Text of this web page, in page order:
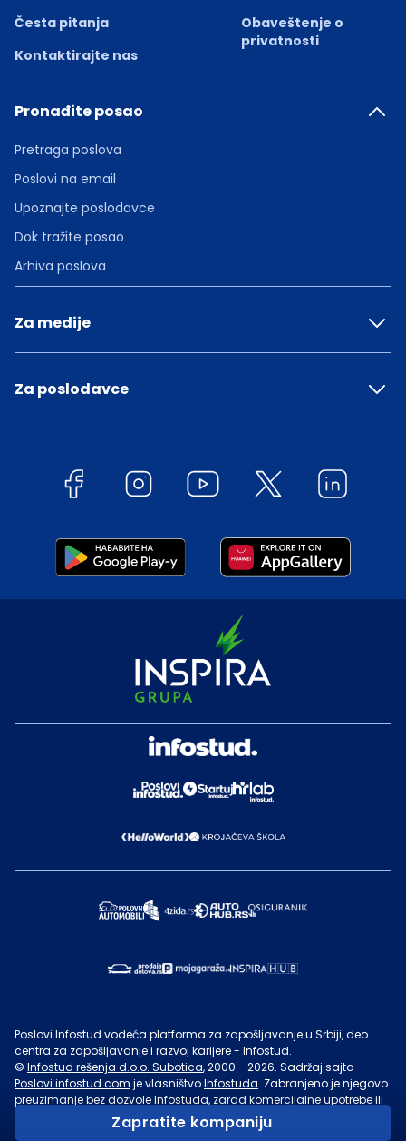
Zapratite kompaniju
Česta pitanja
Kontaktirajte nas
Obaveštenje o
privatnosti
Pronađite posao
Pretraga poslova
Poslovi na email
Upoznajte poslodavce
Dok tražite posao
Arhiva poslova
Za medije
Za poslodavce
Poslovi Infostud vodeća platforma za zapošljavanje u Srbiji, deo
centra za zapošljavanje i razvoj karijere - Infostud.
© Infostud rešenja d.o.o. Subotica, 2000 - 2026. Sadržaj sajta
Poslovi.infostud.com je vlasništvoInfostuda. Zabranjeno je njegovo
preuzimanje bez dozvoleInfostuda, zarad komercijalne upotrebe ili
u druge svrhe, osim za lične potrebe posetilaca sajta.